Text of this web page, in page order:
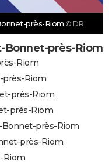
près-Riom © DR
Bonnet-près-Riom
Riom
près-Riom
près-Riom
près-Riom
Bonnet-près-Riom
près-Riom
Riom